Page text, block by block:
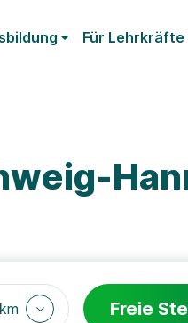
Für Lehrkräfte
Freie